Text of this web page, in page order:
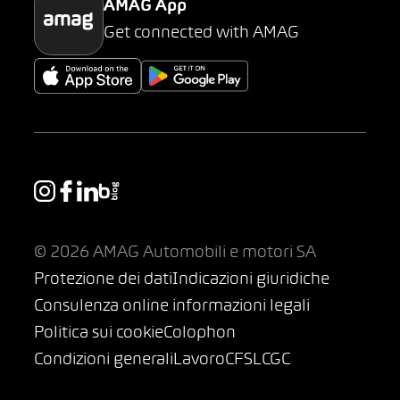
AMAG App
Get connected with AMAG
© 2026 AMAG Automobili e motori SA
Protezione dei datiIndicazioni giuridiche
Consulenza online informazioni legali
Politica sui cookieColophon
Condizioni generaliLavoroCFSLCGC